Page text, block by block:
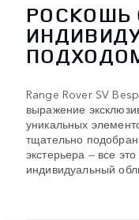
РОСКОШЬ
Range Rover SV
выражение
уникальных
тщательно
экстерьера — все
индивидуальный